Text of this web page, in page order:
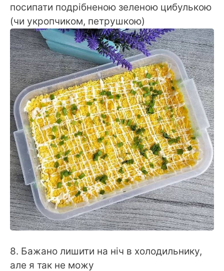
посипати подрібненою зеленою цибулькою
(чи укропчиком, петрушкою)
8. Бажано лишити на ніч в холодильнику,
але я так не можу